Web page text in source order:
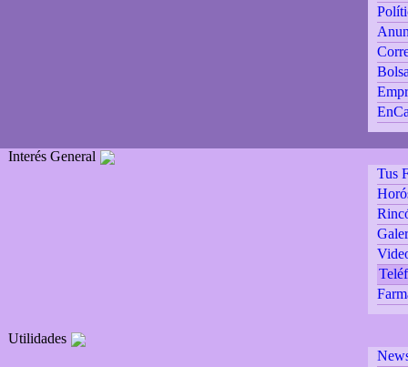
Interés General
Tus
Utilidades